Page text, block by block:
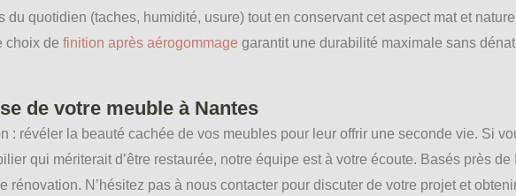
quotidien (taches, humidité, usure) tout en conservant cet aspect mat et
choix de finition après aérogommage garantit une durabilité maximale sans
de votre meuble à Nantes
: révéler la beauté cachée de vos meubles pour leur offrir une seconde vie. Si
qui mériterait d’être restaurée, notre équipe est à votre écoute. Basés près de
rénovation. N’hésitez pas à nous contacter pour discuter de votre projet et